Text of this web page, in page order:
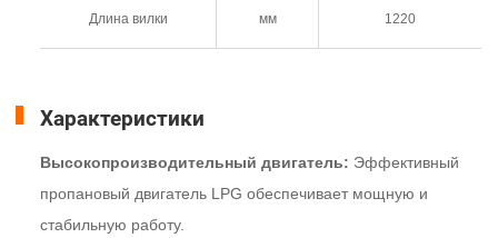
Длина вилки мм 1220
Характеристики
Высокопроизводительный двигатель: Эффективный
пропановый двигатель LPG обеспечивает мощную и
стабильную работу.